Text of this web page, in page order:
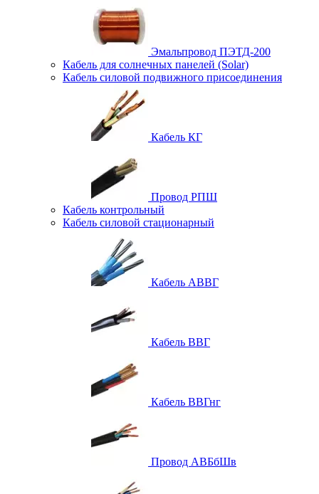
Эмальпровод ПЭТД-200
Кабель для солнечных панелей (Solar)
Кабель силовой подвижного присоединения
Кабель КГ
Провод РПШ
Кабель контрольный
Кабель силовой стационарный
Кабель АВВГ
Кабель ВВГ
Кабель ВВГнг
Провод АВБбШв